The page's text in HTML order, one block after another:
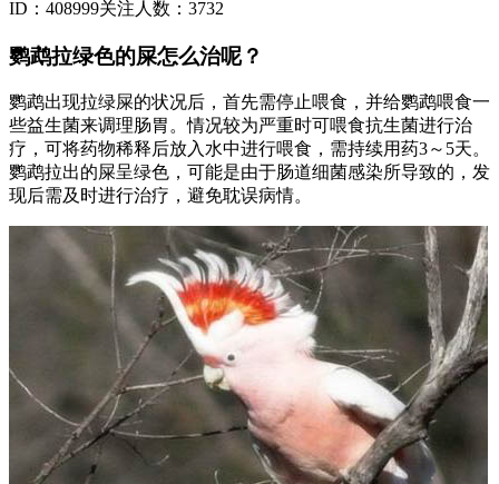
ID：408999关注人数：3732
鹦鹉拉绿色的屎怎么治呢？
鹦鹉出现拉绿屎的状况后，首先需停止喂食，并给鹦鹉喂食一
些益生菌来调理肠胃。情况较为严重时可喂食抗生菌进行治
疗，可将药物稀释后放入水中进行喂食，需持续用药3～5天。
鹦鹉拉出的屎呈绿色，可能是由于肠道细菌感染所导致的，发
现后需及时进行治疗，避免耽误病情。